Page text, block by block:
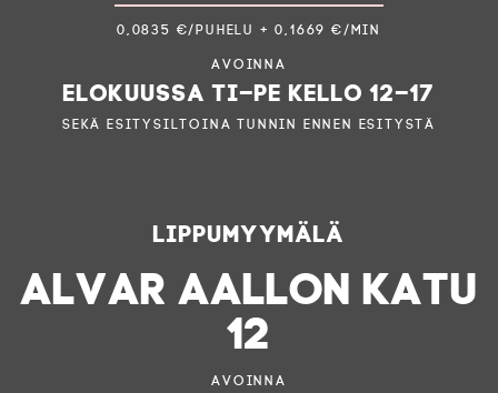
0,0835 €/puhelu + 0,1669 €/min
Avoinna
elokuussa ti–pe kello 12–17
sekä esitysiltoina tunnin ennen esitystä
Lippumyymälä
ALVAR AALLON KATU
12
Avoinna